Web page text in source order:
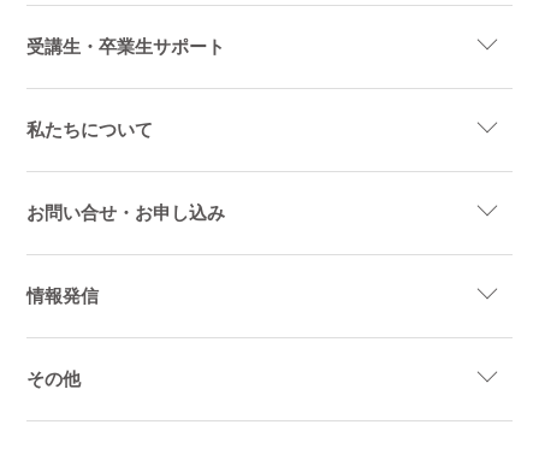
受講生・卒業生サポート
私たちについて
お問い合せ・お申し込み
情報発信
その他